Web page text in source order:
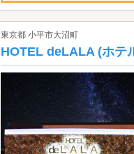
東京都 小平市大沼町
HOTEL deLALA (ホテ